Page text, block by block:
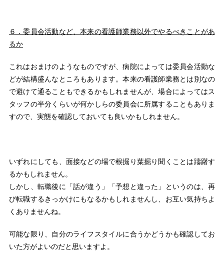
６．委員会活動など、本来の看護師業務以外でやるべきことがあ
るか
これはおまけのようなものですが、病院によっては委員会活動な
どが結構盛んなところもあります。本来の看護師業務とは別なの
で避けて通ることもできるかもしれませんが、場合によってはス
タッフの半分くらいが何かしらの委員会に所属することもありま
すので、実態を確認しておいても良いかもしれません。
いずれにしても、面接などの場で根掘り葉掘り聞くことは躊躇す
るかもしれません。
しかし、転職後に「話が違う」「予想と違った」というのは、再
び転職するきっかけにもなるかもしれませんし、お互い気持ちよ
くありませんね。
可能な限り、自分のライフスタイルに合うかどうかも確認してお
いた方がよいのだと思いますよ。